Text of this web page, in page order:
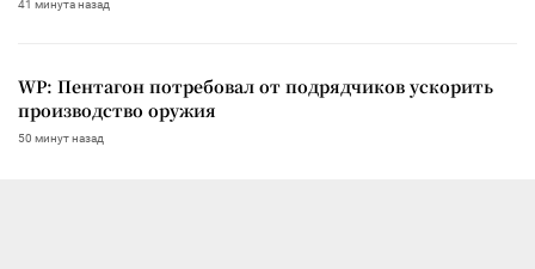
41 минута назад
WP: Пентагон потребовал от подрядчиков ускорить
производство оружия
50 минут назад